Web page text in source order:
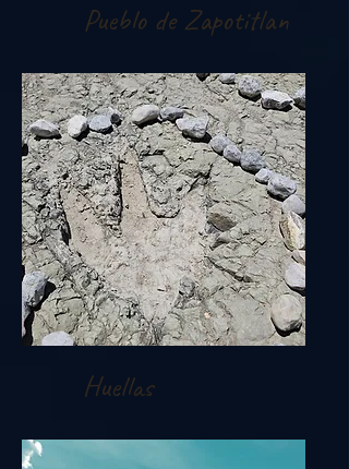
Pueblo de Zapotitlan
Huellas